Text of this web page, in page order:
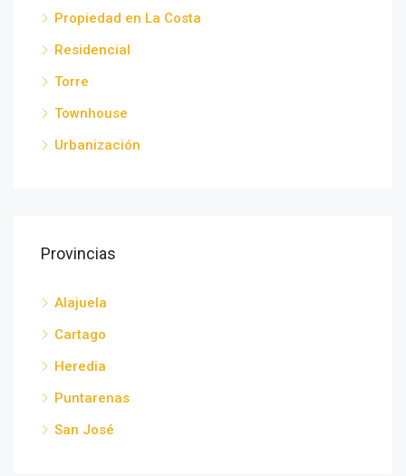
Propiedad en La Costa
Residencial
Torre
Townhouse
Urbanización
Provincias
Alajuela
Cartago
Heredia
Puntarenas
San José